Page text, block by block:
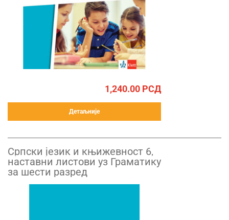
1,240.00 РСД
Детаљније
Српски језик и књижевност 6,
наставни листови уз Граматику
за шести разред